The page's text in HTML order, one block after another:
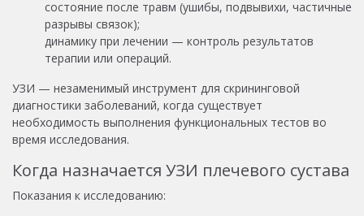
состояние после травм (ушибы, подвывихи, частичные
разрывы связок);
динамику при лечении — контроль результатов
терапии или операций.
УЗИ — незаменимый инструмент для скрининговой
диагностики заболеваний, когда существует
необходимость выполнения функциональных тестов во
время исследования.
Когда назначается УЗИ плечевого сустава
Показания к исследованию: